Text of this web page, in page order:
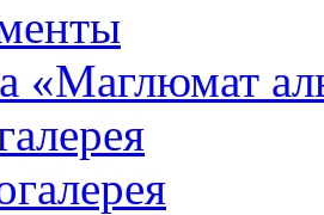
«Маглюмат